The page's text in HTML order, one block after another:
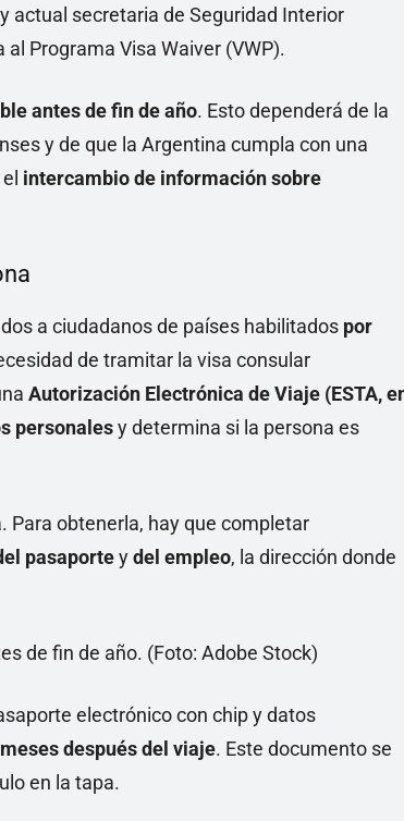
actual secretaria de Seguridad Interior
Programa Visa Waiver (VWP).
antes de fin de año. Esto dependerá de la
y de que la Argentina cumpla con una
intercambio de información sobre
a ciudadanos de países habilitados por
de tramitar la visa consular
Autorización Electrónica de Viaje (ESTA,
personalesy determina si la persona es
Para obtenerla, hay que completar
pasaporteydel empleo, la dirección donde
electrónico con chip y datos
después del viaje. Este documento se
en la tapa.